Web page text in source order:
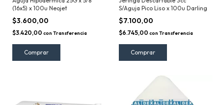
(16x5) x 100u Neojet
$3.600,00
$3.420,00 con Transferencia
S/Aguja Pico Liso x 100u Darling
$7.100,00
$6.745,00 con Transferencia